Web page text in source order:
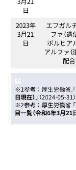
日
2023年
3月21
日
エフガル
ファ（遺
ボルヒア
アルファ（
配
※1参考：厚生労働省.「
日現在） 」（2024-05-31
※2参考：厚生労働省.「
目一覧（令和6年3月21